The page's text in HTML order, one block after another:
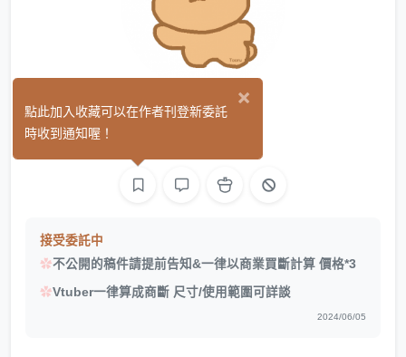
徹徹 (7)
接受委託中
✿不公開的稿件請提前告知&一律以商業買斷計算 價格*3
✿Vtuber一律算成商斷 尺寸/使用範圍可詳談
2024/06/05
×
點此加入收藏可以在作者刊登新委託
時收到通知喔！